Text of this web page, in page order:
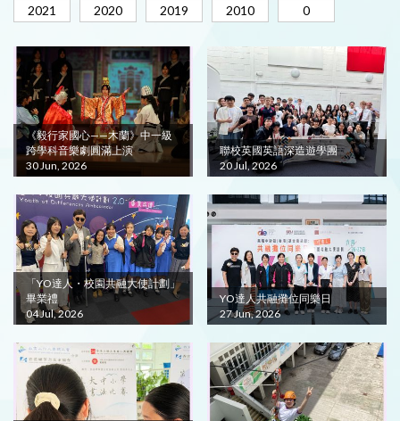
2021 2020 2019 2010 0
《毅行家國心——木蘭》中一級
跨學科音樂劇圓滿上演
30 Jun, 2026
聯校英國英語深造遊學團
20 Jul, 2026
「YO達人・校園共融大使計劃」
畢業禮
04 Jul, 2026
YO達人共融攤位同樂日
27 Jun, 2026